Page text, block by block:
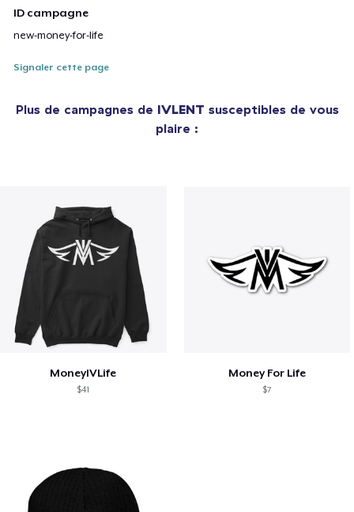
ID campagne
new-money-for-life
Signaler cette page
Plus de campagnes de IVLENT susceptibles de vous
plaire :
MoneyIVLife
$41
Money For Life
$7